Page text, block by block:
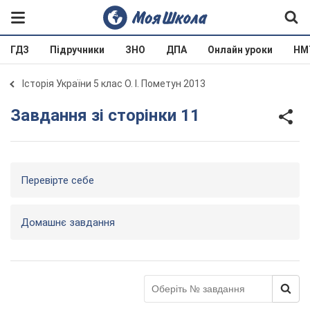
ГДЗ Підручники ЗНО ДПА Онлайн уроки
Історія України 5 клас О. І. Пометун 2013
Завдання зі сторінки 11
Перевірте себе
Домашнє завдання